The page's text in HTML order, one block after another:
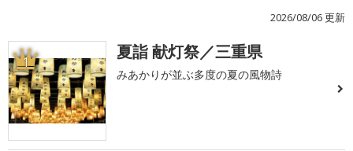
2026/08/06 更新
1 夏詣 献灯祭／三重県
みあかりが並ぶ多度の夏の風物詩